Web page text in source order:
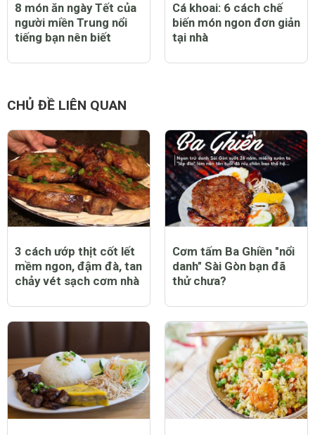
8 món ăn ngày Tết của
người miền Trung nổi
tiếng bạn nên biết
Cá khoai: 6 cách chế
biến món ngon đơn giản
tại nhà
CHỦ ĐỀ LIÊN QUAN
3 cách ướp thịt cốt lết
mềm ngon, đậm đà, tan
chảy vét sạch cơm nhà
Cơm tấm Ba Ghiền "nổi
danh" Sài Gòn bạn đã
thử chưa?